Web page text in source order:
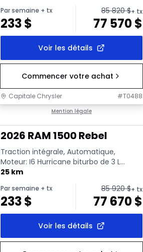
Par semaine + tx
233$
85 820$+ tx
77 570$
Voir les détails
Commencer votre achat
Capitale Chrysler #T0488
Mention légale
2026 RAM 1500 Rebel
Traction intégrale, Automatique,
Moteur: I6 Hurricane biturbo de 3 L
rendement standard avec arrêt a...
25 km
Par semaine + tx
233$
85 920$+ tx
77 670$
Voir les détails